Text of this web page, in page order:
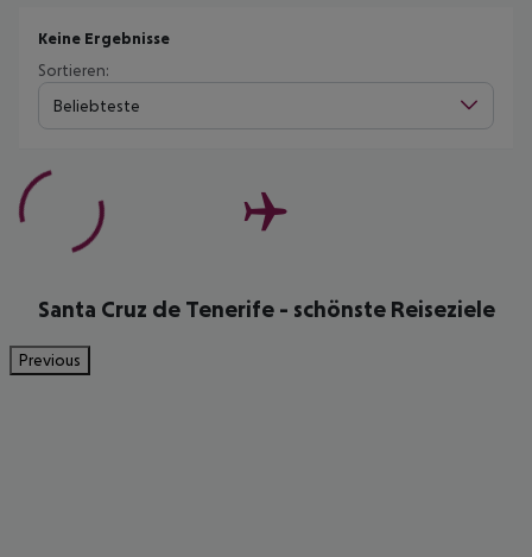
Keine Ergebnisse
Sortieren:
Beliebteste
Santa Cruz de Tenerife - schönste Reiseziele
Previous